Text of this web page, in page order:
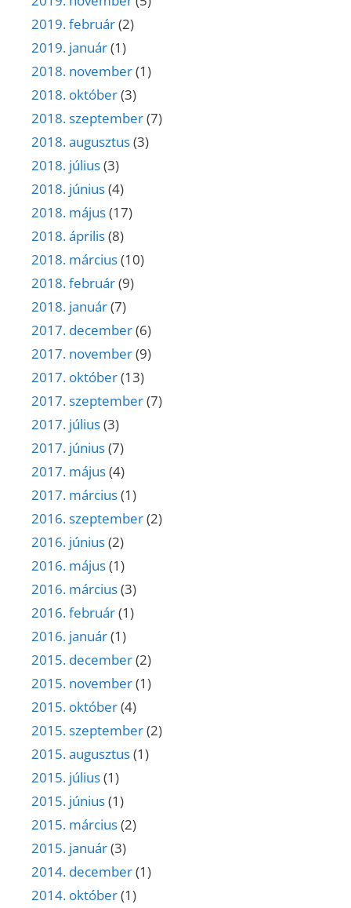
2019. február(2)
2019. január(1)
2018. november(1)
2018. október(3)
2018. szeptember(7)
2018. augusztus(3)
2018. július(3)
2018. június(4)
2018. május(17)
2018. április(8)
2018. március(10)
2018. február(9)
2018. január(7)
2017. december(6)
2017. november(9)
2017. október(13)
2017. szeptember(7)
2017. július(3)
2017. június(7)
2017. május(4)
2017. március(1)
2016. szeptember(2)
2016. június(2)
2016. május(1)
2016. március(3)
2016. február(1)
2016. január(1)
2015. december(2)
2015. november(1)
2015. október(4)
2015. szeptember(2)
2015. augusztus(1)
2015. július(1)
2015. június(1)
2015. március(2)
2015. január(3)
2014. december(1)
2014. október(1)